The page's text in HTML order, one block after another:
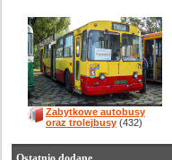
Zabytkowe autobusy
oraz trolejbusy (432)